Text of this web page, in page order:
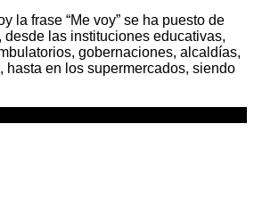
la frase “Me voy” se ha puesto de
desde las instituciones educativas,
gobernaciones, alcaldías,
hasta en los supermercados, siendo